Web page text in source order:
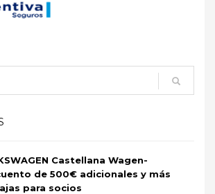
Castellana Wagen-
de 500€ adicionales y más
para socios